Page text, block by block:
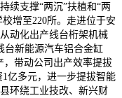
续支撑“两沉”扶植和“两
增至220所。走进位于安
动化出产线台桁架机械
台新能源汽车铝合金缸
，带动公司出产效率提拔
亿多元，进一步提拔智能
环绕工业技改、新兴财